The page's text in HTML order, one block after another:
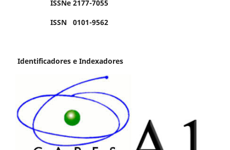
ISSNe 2177-7055
ISSN 0101-9562
Identificadores e Indexadores